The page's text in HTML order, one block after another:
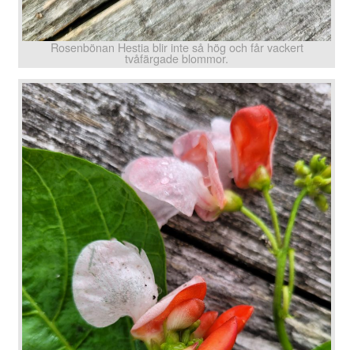
Rosenbönan Hestia blir inte så hög och får vackert
tvåfärgade blommor.